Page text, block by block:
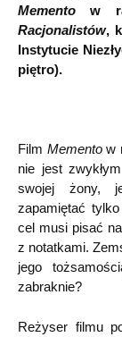
Memento w
Racjonalistów,
Instytucie
piętro).
Film Mementow
nie jest
swojej żony,
zapamiętać
cel musi pisać
z notatkami.
jego
zabraknie?
Reżyser filmu